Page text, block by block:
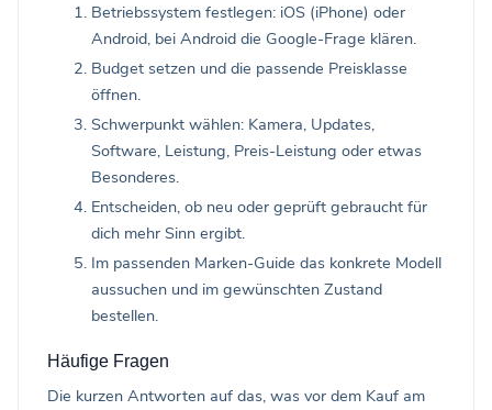
Betriebssystem festlegen: iOS (iPhone) oder
Android, bei Android die Google-Frage klären.
Budget setzen und die passende Preisklasse
öffnen.
Schwerpunkt wählen: Kamera, Updates,
Software, Leistung, Preis-Leistung oder etwas
Besonderes.
Entscheiden, ob neu oder geprüft gebraucht für
dich mehr Sinn ergibt.
Im passenden Marken-Guide das konkrete Modell
aussuchen und im gewünschten Zustand
bestellen.
Häufige Fragen
Die kurzen Antworten auf das, was vor dem Kauf am